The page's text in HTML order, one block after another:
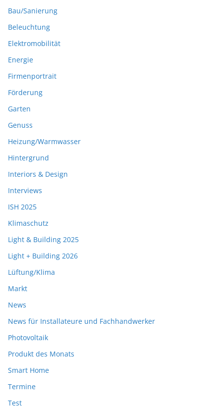
Bau/Sanierung
Beleuchtung
Elektromobilität
Energie
Firmenportrait
Förderung
Garten
Genuss
Heizung/Warmwasser
Hintergrund
Interiors & Design
Interviews
ISH 2025
Klimaschutz
Light & Building 2025
Light + Building 2026
Lüftung/Klima
Markt
News
News für Installateure und Fachhandwerker
Photovoltaik
Produkt des Monats
Smart Home
Termine
Test